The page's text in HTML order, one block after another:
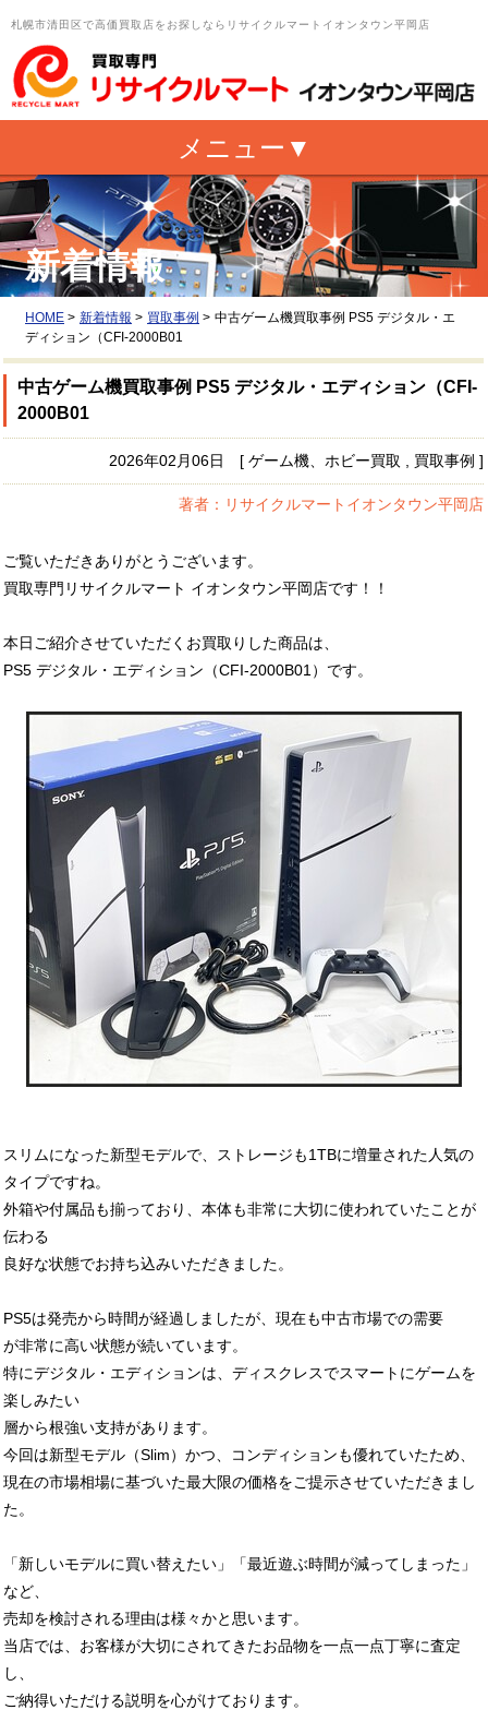
札幌市清田区で高価買取店をお探しならリサイクルマートイオンタウン平岡店
新着情報
HOME > 新着情報 > 買取事例 > 中古ゲーム機買取事例 PS5 デジタル・エ
ディション（CFI-2000B01
中古ゲーム機買取事例 PS5 デジタル・エディション（CFI-
2000B01
2026年02月06日 [ ゲーム機、ホビー買取 , 買取事例 ]
著者：リサイクルマートイオンタウン平岡店
ご覧いただきありがとうございます。
買取専門リサイクルマート イオンタウン平岡店です！！
本日ご紹介させていただくお買取りした商品は、
PS5 デジタル・エディション（CFI-2000B01）です。
スリムになった新型モデルで、ストレージも1TBに増量された人気の
タイプですね。
外箱や付属品も揃っており、本体も非常に大切に使われていたことが
伝わる
良好な状態でお持ち込みいただきました。
PS5は発売から時間が経過しましたが、現在も中古市場での需要
が非常に高い状態が続いています。
特にデジタル・エディションは、ディスクレスでスマートにゲームを
楽しみたい
層から根強い支持があります。
今回は新型モデル（Slim）かつ、コンディションも優れていたため、
現在の市場相場に基づいた最大限の価格をご提示させていただきまし
た。
「新しいモデルに買い替えたい」「最近遊ぶ時間が減ってしまった」
など、
売却を検討される理由は様々かと思います。
当店では、お客様が大切にされてきたお品物を一点一点丁寧に査定
し、
ご納得いただける説明を心がけております。